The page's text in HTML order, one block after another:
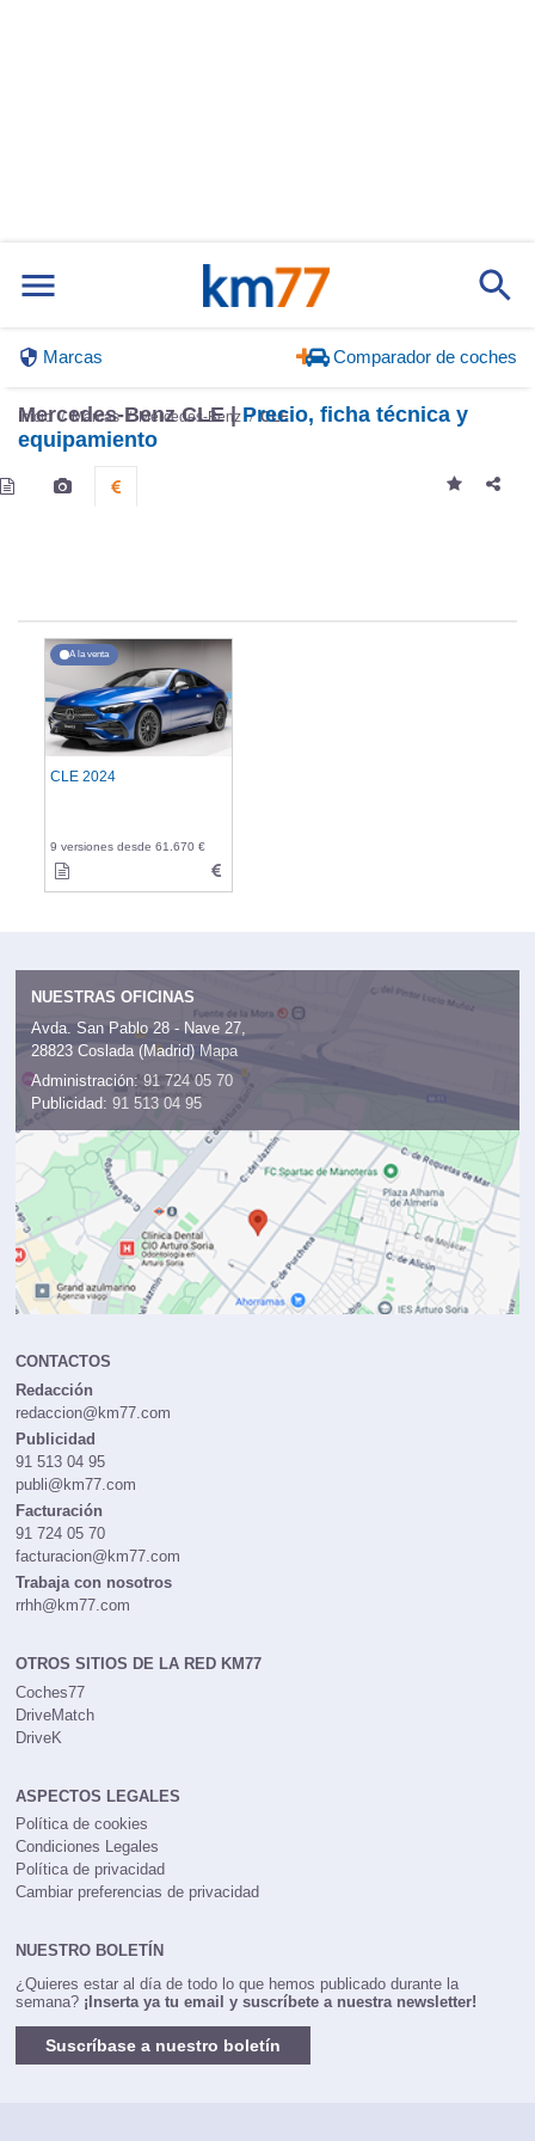
Marcas Comparador de coches
Inicio Marcas Mercedes-Benz CLE
Mercedes-Benz CLE |Precio, ficha técnica y
equipamiento
A la venta
CLE 2024
9 versiones desde 61.670 €
NUESTRAS OFICINAS
Avda. San Pablo 28 - Nave 27,
28823 Coslada (Madrid) Mapa
Administración: 91 724 05 70
Publicidad: 91 513 04 95
CONTACTOS
Redacción
redaccion@km77.com
Publicidad
91 513 04 95
publi@km77.com
Facturación
91 724 05 70
facturacion@km77.com
Trabaja con nosotros
rrhh@km77.com
OTROS SITIOS DE LA RED KM77
Coches77
DriveMatch
DriveK
ASPECTOS LEGALES
Política de cookies
Condiciones Legales
Política de privacidad
Cambiar preferencias de privacidad
NUESTRO BOLETÍN
¿Quieres estar al día de todo lo que hemos publicado durante la
semana? ¡Inserta ya tu email y suscríbete a nuestra newsletter!
Suscríbase a nuestro boletín